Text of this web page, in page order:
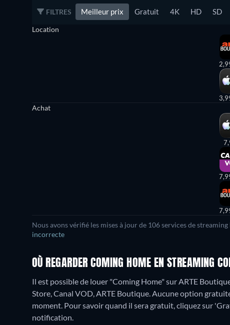
FILTRES Meilleur prix Gratuit 4K HD SD
Location
Achat
Nous avons vérifié les mises à jour de 106 services de
incorrecte
OÙ REGARDER COMING HOME EN STREAMING
Il est possible de louer "Coming Home" sur ARTE
Store, Canal VOD, ARTE Boutique.Aucune option
moment. Pour savoir quand il sera gratuit, cliquez sur
notification.